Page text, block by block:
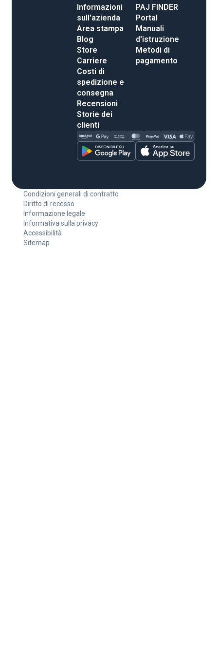
Informazioni
sull'azienda
Area stampa
Blog
Store
Carriere
Costi di
spedizione e
consegna
Recensioni
Storie dei
clienti
PAJ FINDER
Portal
Manuali
d'istruzione
Metodi di
pagamento
Condizioni generali di contratto
Diritto di recesso
Informazione legale
Informativa sulla privacy
Accessibilità
Sitemap